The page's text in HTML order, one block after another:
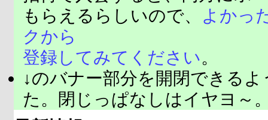
もらえるらしいので、
よかっ
クから
登録してみてください。
↓のバナー部分を開閉できる
た。閉じっぱなしはイヤヨ～